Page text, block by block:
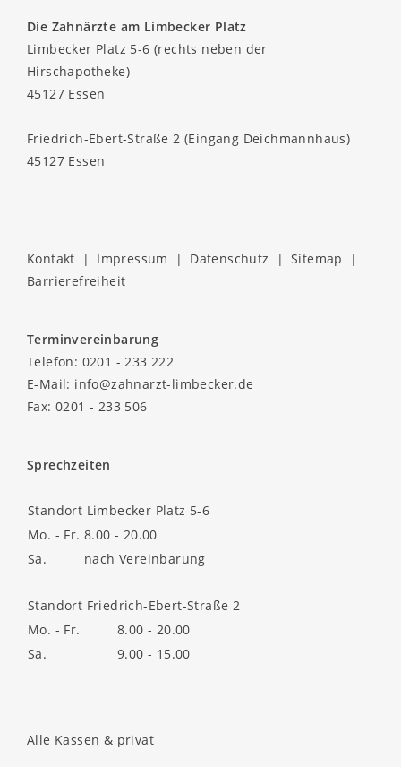
Die Zahnärzte am Limbecker Platz
Limbecker Platz 5-6 (rechts neben der
Hirschapotheke)
45127 Essen
Friedrich-Ebert-Straße 2 (Eingang Deichmannhaus)
45127 Essen
Kontakt | Impressum | Datenschutz | Sitemap
|
Barrierefreiheit
Terminvereinbarung
Telefon: 0201 - 233 222
E-Mail: info@zahnarzt-limbecker.de
Fax: 0201 - 233 506
Sprechzeiten
Standort Limbecker Platz 5-6
Mo. - Fr. 8.00 - 20.00
Sa.
nach Vereinbarung
Standort Friedrich-Ebert-Straße 2
Mo. - Fr.
8.00 - 20.00
Sa.
9.00 - 15.00
Alle Kassen & privat